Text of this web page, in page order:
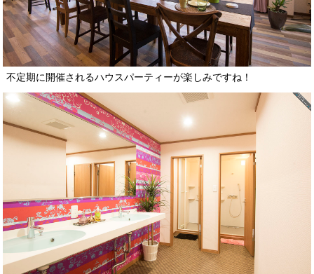
不定期に開催されるハウスパーティーが楽しみですね！